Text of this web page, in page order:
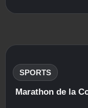
SPORTS
Marathon de la